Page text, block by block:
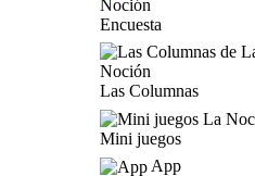
Encuesta
Las Columnas
Mini juegos
App